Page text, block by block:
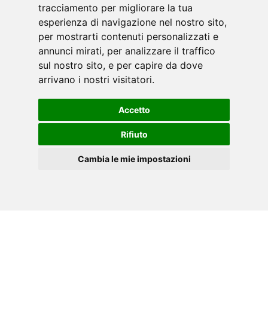
tracciamento per migliorare la tua
esperienza di navigazione nel nostro sito,
per mostrarti contenuti personalizzati e
annunci mirati, per analizzare il traffico
sul nostro sito, e per capire da dove
arrivano i nostri visitatori.
Accetto
Rifiuto
Cambia le mie impostazioni
ACCESSORI